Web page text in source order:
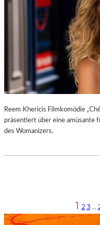
Reem Khericis Filmkomödie
präsentiert über eine amüsante
des Womanizers.
1 2 3 …